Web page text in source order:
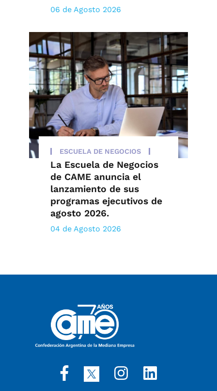
06 de Agosto 2026
ESCUELA DE NEGOCIOS
La Escuela de Negocios
de CAME anuncia el
lanzamiento de sus
programas ejecutivos de
agosto 2026.
04 de Agosto 2026